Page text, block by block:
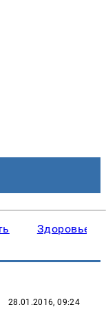
Здоровье
28.01.2016, 09:24